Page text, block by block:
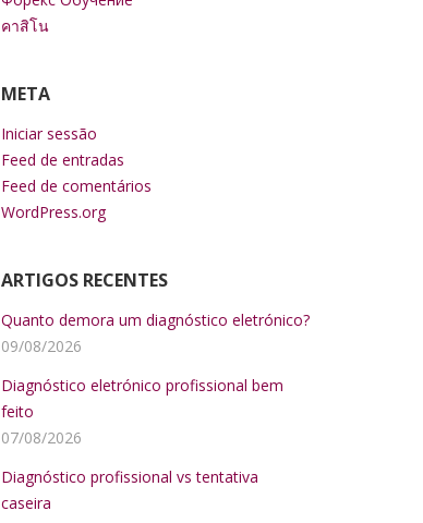
คาสิโน
META
Iniciar sessão
Feed de entradas
Feed de comentários
WordPress.org
ARTIGOS RECENTES
Quanto demora um diagnóstico eletrónico?
09/08/2026
Diagnóstico eletrónico profissional bem
feito
07/08/2026
Diagnóstico profissional vs tentativa
caseira